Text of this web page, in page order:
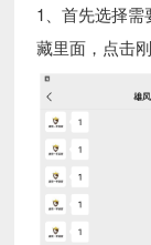
1、首先选择
藏里面，点击